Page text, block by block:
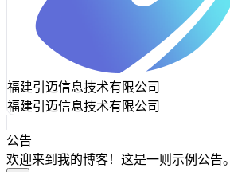
福建引迈信息技术有限公司
福建引迈信息技术有限公司
公告
欢迎来到我的博客！这是一则示例公告。